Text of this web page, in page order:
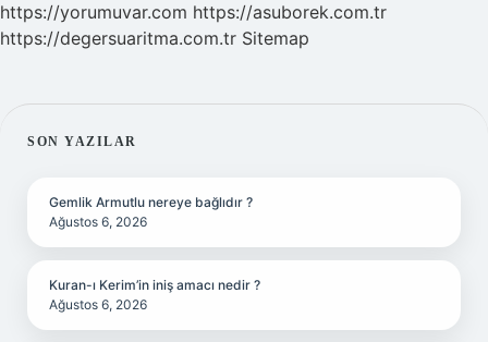
https://yorumuvar.com https://asuborek.com.tr
https://degersuaritma.com.tr Sitemap
SIDEBAR
SON YAZILAR
Gemlik Armutlu nereye bağlıdır ?
Ağustos 6, 2026
Kuran-ı Kerim’in iniş amacı nedir ?
Ağustos 6, 2026